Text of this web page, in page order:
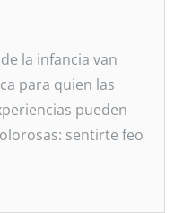
la infancia van
para quien las
pueden
sentirte feo